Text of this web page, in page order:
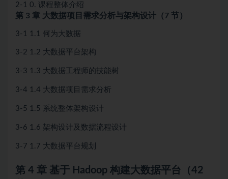
2-1 0. 课程整体介绍
第 3 章 大数据项目需求分析与架构设计（7 节）
3-1 1.1 何为大数据
3-2 1.2 大数据平台架构
3-3 1.3 大数据工程师的技能树
3-4 1.4 大数据项目需求分析
3-5 1.5 系统整体架构设计
3-6 1.6 架构设计及数据流程设计
3-7 1.7 大数据平台规划
第 4 章 基于 Hadoop 构建大数据平台（42